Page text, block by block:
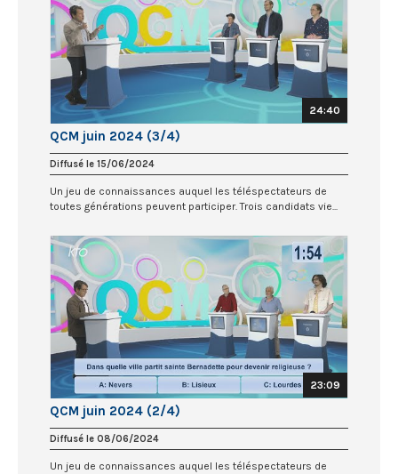
24:40
QCM juin 2024 (3/4)
Diffusé le 15/06/2024
Un jeu de connaissances auquel les téléspectateurs de
toutes générations peuvent participer. Trois candidats vie...
23:09
QCM juin 2024 (2/4)
Diffusé le 08/06/2024
Un jeu de connaissances auquel les téléspectateurs de